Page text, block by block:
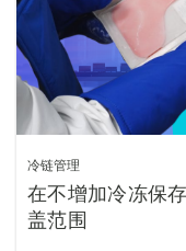
冷链管理
在不增加冷冻保
盖范围